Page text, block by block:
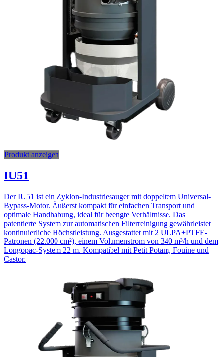
Produkt anzeigen
IU51
Der IU51 ist ein Zyklon-Industriesauger mit doppeltem Universal-
Bypass-Motor. Äußerst kompakt für einfachen Transport und
optimale Handhabung, ideal für beengte Verhältnisse. Das
patentierte System zur automatischen Filterreinigung gewährleistet
kontinuierliche Höchstleistung. Ausgestattet mit 2 ULPA+PTFE-
Patronen (22.000 cm²), einem Volumenstrom von 340 m³/h und dem
Longopac-System 22 m. Kompatibel mit Petit Potam, Fouine und
Castor.